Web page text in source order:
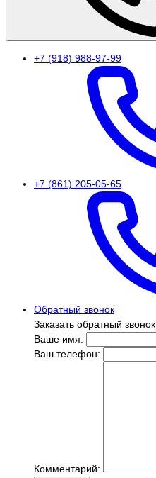
+7 (918) 988-97-99
+7 (861) 205-05-65
Обратный звонок
Заказать обратный звонок
Ваше имя:
Ваш телефон:
Комментарий: